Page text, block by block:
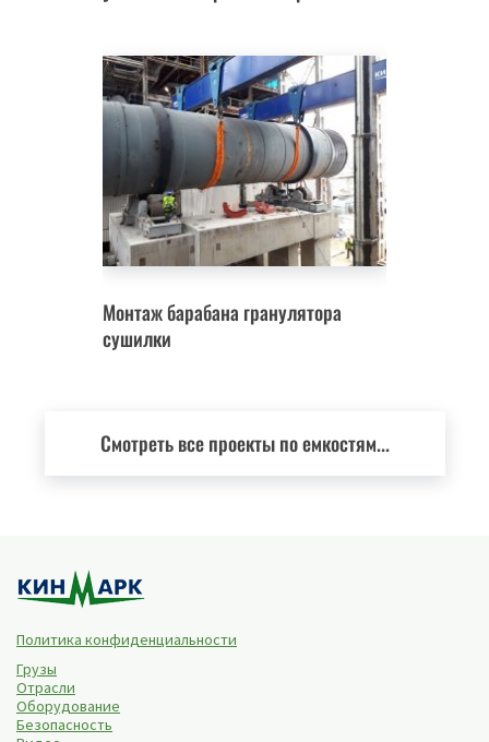
Монтаж барабана гранулятора
сушилки
Смотреть все проекты по емкостям...
Политика конфиденциальности
Грузы
Отрасли
Оборудование
Безопасность